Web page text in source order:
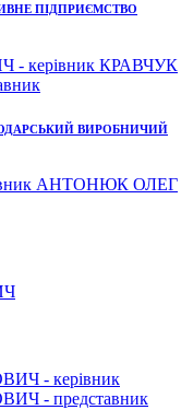
ПІДПРИЄМСТВО
керівник КРАВЧУК
ВИРОБНИЧИЙ
АНТОНЮК ОЛЕГ
- керівник
- представник